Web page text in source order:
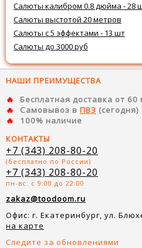
Салюты калибром 0.8 дюйма - 28
Салюты выстотой 20 метров
Салюты с 5 эффектами - 13 шт
Салюты до 3000 руб
НАШИ ПРЕИМУЩЕСТВА
Бесплатная доставка от 60
Самовывоз в ПВЗ (сегодня)
100% наличие
КОНТАКТЫ
+7 (343) 208-80-20
(бесплатно по России)
+7 (343) 208-80-20
пн-вс: с 9:00 до 22:00
zakaz@toodoom.ru
Офис: г. Екатеринбург, ул.
на карте
Следите за обновлениями